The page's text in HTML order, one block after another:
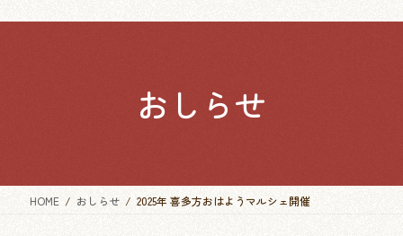
ス
ン
おしらせ
HOME おしらせ 2025年 喜多方おはようマルシェ開催